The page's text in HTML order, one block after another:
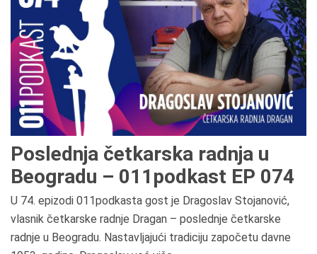
Poslednja četkarska radnja u
Beogradu – 011podkast EP 074
U 74. epizodi 011podkasta gost je Dragoslav Stojanović,
vlasnik četkarske radnje Dragan – poslednje četkarske
radnje u Beogradu. Nastavljajući tradiciju započetu davne